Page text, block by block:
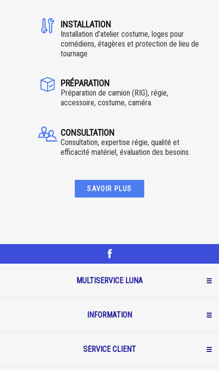
INSTALLATION
Installation d’atelier costume, loges pour
comédiens, étagères et protection de lieu de
tournage.
PRÉPARATION
Préparation de camion (RIG), régie,
accessoire, costume, caméra.
CONSULTATION
Consultation, expertise régie, qualité et
efficacité matériel, évaluation des besoins.
SAVOIR PLUS
MULTISERVICE LUNA
INFORMATION
SERVICE CLIENT